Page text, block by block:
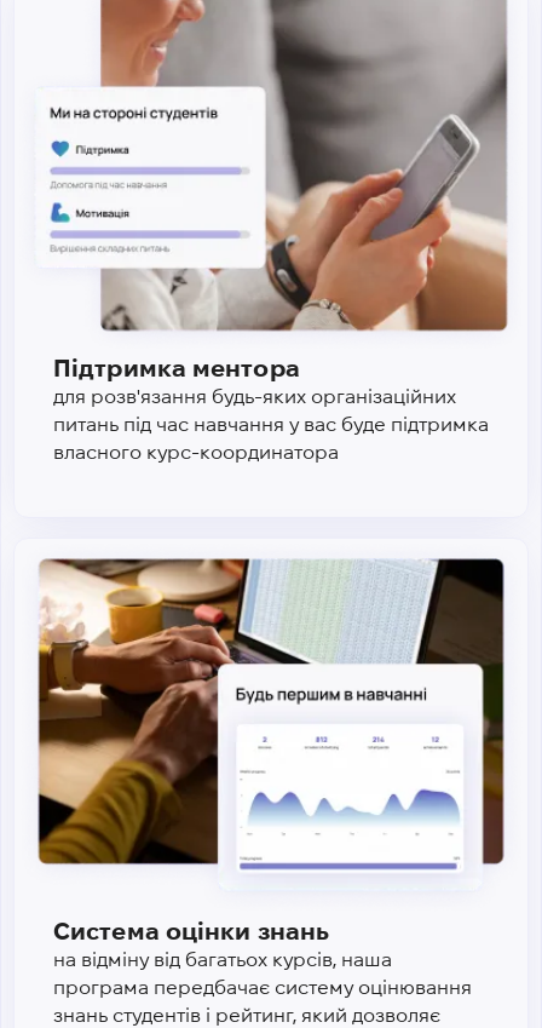
Підтримка ментора
для розв'язання будь-яких організаційних
питань під час навчання у вас буде підтримка
власного курс-координатора
Система оцінки знань
на відміну від багатьох курсів, наша
програма передбачає систему оцінювання
знань студентів і рейтинг, який дозволяє